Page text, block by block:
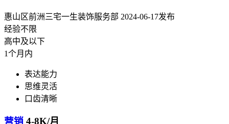
惠山区前洲三宅一生装饰服务部 2024-06-17发布
经验不限
高中及以下
1个月内
表达能力
思维灵活
口齿清晰
营销 4-8K/月